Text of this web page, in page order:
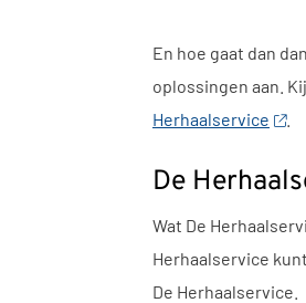
En hoe gaat dan
oplossingen aan.
Herhaalservice
.
De
Wat De
Herhaalservice
De Herhaalservice.